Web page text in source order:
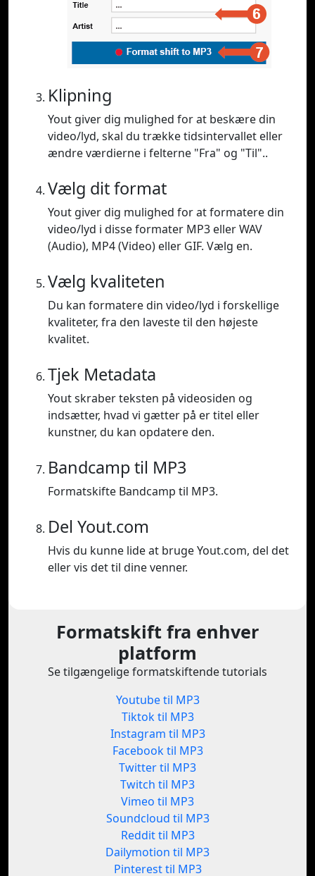
Klipning
Yout giver dig mulighed for at beskære din
video/lyd, skal du trække tidsintervallet eller
ændre værdierne i felterne "Fra" og "Til"..
Vælg dit format
Yout giver dig mulighed for at formatere din
video/lyd i disse formater MP3 eller WAV
(Audio), MP4 (Video) eller GIF. Vælg en.
Vælg kvaliteten
Du kan formatere din video/lyd i forskellige
kvaliteter, fra den laveste til den højeste
kvalitet.
Tjek Metadata
Yout skraber teksten på videosiden og
indsætter, hvad vi gætter på er titel eller
kunstner, du kan opdatere den.
Bandcamp til MP3
Formatskifte Bandcamp til MP3.
Del Yout.com
Hvis du kunne lide at bruge Yout.com, del det
eller vis det til dine venner.
Formatskift fra enhver
platform
Se tilgængelige formatskiftende tutorials
Youtube til MP3
Tiktok til MP3
Instagram til MP3
Facebook til MP3
Twitter til MP3
Twitch til MP3
Vimeo til MP3
Soundcloud til MP3
Reddit til MP3
Dailymotion til MP3
Pinterest til MP3